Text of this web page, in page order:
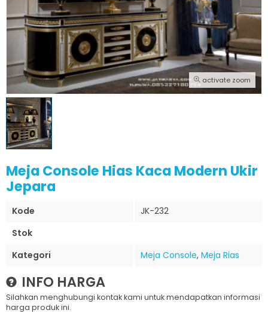
activate zoom
Meja Console Hias Kaca Modern Ukir
Jepara
Kode
JK-232
Stok
Kategori
Meja Console, Meja Rias
INFO HARGA
Silahkan menghubungi kontak kami untuk mendapatkan informasi
harga produk ini.